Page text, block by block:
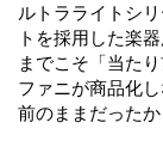
ルトラライトシ
トを採用した楽
までこそ「当た
ファニが商品化
前のままだったか